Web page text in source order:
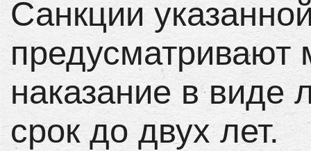
Санкции
предусматривают
наказание в виде
срок до двух лет.